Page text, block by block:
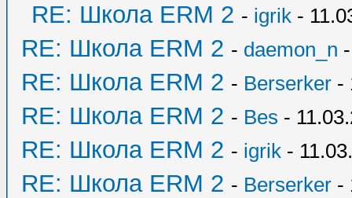
RE: Школа ERM 2 - igrik -
RE: Школа ERM 2 - daemon_n
RE: Школа ERM 2 - Berserker -
RE: Школа ERM 2 - Bes -
RE: Школа ERM 2 - igrik -
RE: Школа ERM 2 - Berserker -